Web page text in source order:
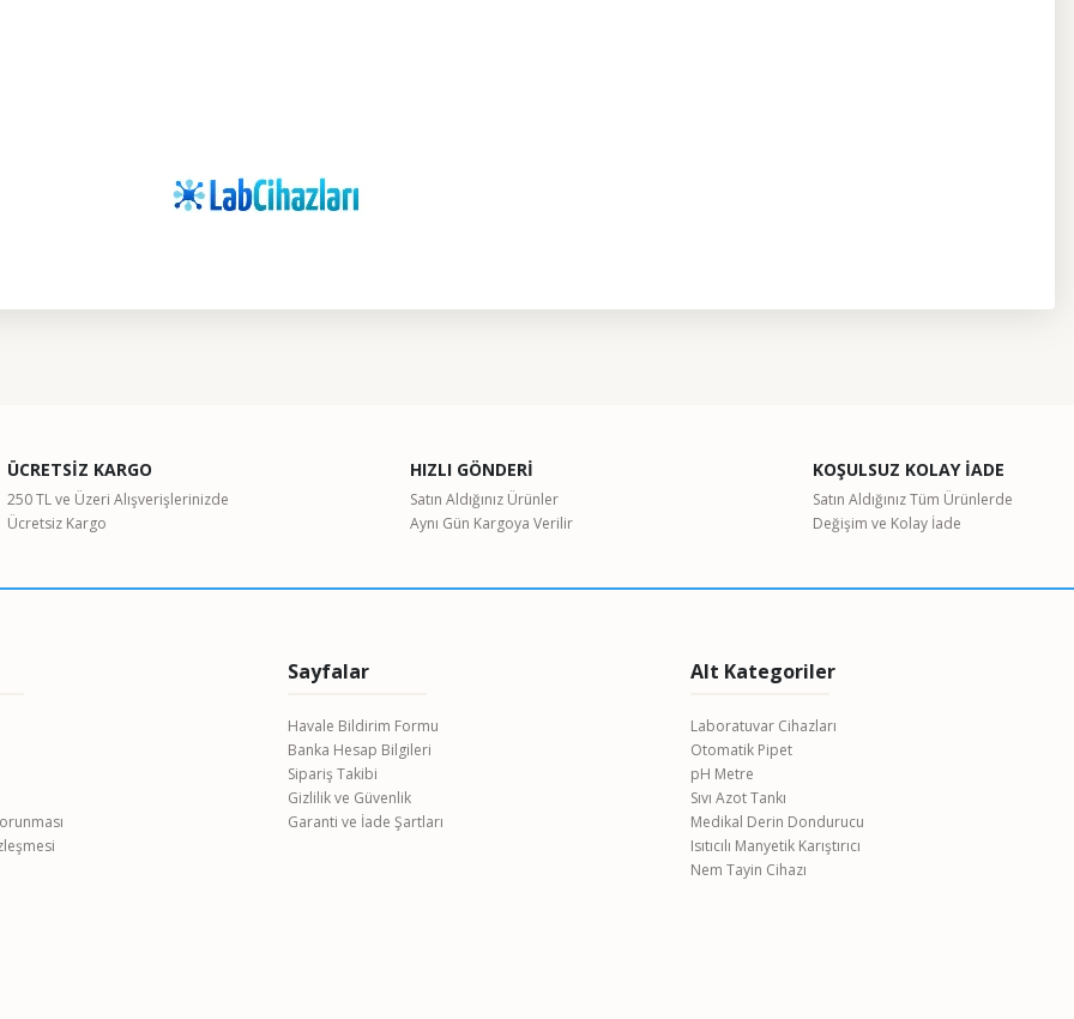
Gönder
ÜCRETSİZ KARGO
250 TL ve Üzeri Alışverişlerinizde
Ücretsiz Kargo
HIZLI GÖNDERİ
Satın Aldığınız Ürünler
Aynı Gün Kargoya Verilir
KOŞULSUZ KOLAY İADE
Satın Aldığınız Tüm Ürünlerde
Değişim ve Kolay İade
Sayfalar
Havale Bildirim Formu
Banka Hesap Bilgileri
Sipariş Takibi
Gizlilik ve Güvenlik
Garanti ve İade Şartları
Alt Kategoriler
Laboratuvar Cihazları
Otomatik Pipet
pH Metre
Sıvı Azot Tankı
Medikal Derin Dondurucu
Isıtıcılı Manyetik Karıştırıcı
Nem Tayin Cihazı